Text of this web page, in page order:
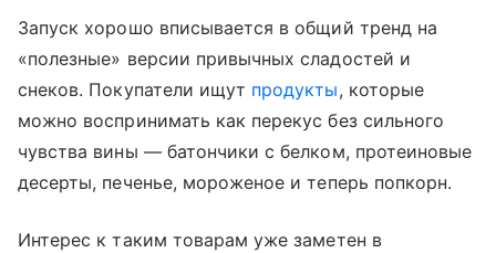
Запуск хорошо вписывается в общий тренд на
«полезные» версии привычных сладостей и
снеков. Покупатели ищут продукты, которые
можно воспринимать как перекус без сильного
чувства вины — батончики с белком, протеиновые
десерты, печенье, мороженое и теперь попкорн.
Интерес к таким товарам уже заметен в